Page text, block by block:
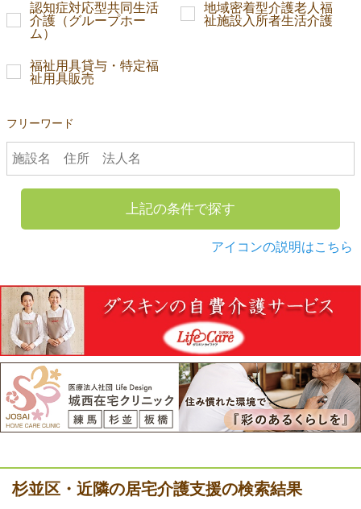
認知症対応型共同生活
介護（グループホー
ム）
地域密着型介護老人福
祉施設入所者生活介護
福祉用具貸与・特定福
祉用具販売
フリーワード
上記の条件で探す
アイコンの説明はこちら
杉並区・近隣の居宅介護支援の検索結果